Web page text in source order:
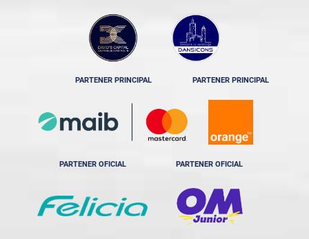
PARTENER PRINCIPAL PARTENER PRINCIPAL
PARTENER OFICIAL PARTENER OFICIAL